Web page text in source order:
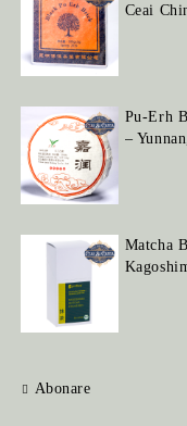
Ceai
Pu-Erh
–
Matcha
Abonare